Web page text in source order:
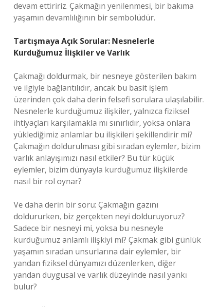
devam ettiririz. Çakmağın yenilenmesi, bir bakıma
yaşamın devamlılığının bir sembolüdür.
Tartışmaya Açık Sorular: Nesnelerle
Kurduğumuz İlişkiler ve Varlık
Çakmağı doldurmak, bir nesneye gösterilen bakım
ve ilgiyle bağlantılıdır, ancak bu basit işlem
üzerinden çok daha derin felsefi sorulara ulaşılabilir.
Nesnelerle kurduğumuz ilişkiler, yalnızca fiziksel
ihtiyaçları karşılamakla mı sınırlıdır, yoksa onlara
yüklediğimiz anlamlar bu ilişkileri şekillendirir mi?
Çakmağın doldurulması gibi sıradan eylemler, bizim
varlık anlayışımızı nasıl etkiler? Bu tür küçük
eylemler, bizim dünyayla kurduğumuz ilişkilerde
nasıl bir rol oynar?
Ve daha derin bir soru: Çakmağın gazını
doldururken, biz gerçekten neyi dolduruyoruz?
Sadece bir nesneyi mi, yoksa bu nesneyle
kurduğumuz anlamlı ilişkiyi mi? Çakmak gibi günlük
yaşamın sıradan unsurlarına dair eylemler, bir
yandan fiziksel dünyamızı düzenlerken, diğer
yandan duygusal ve varlık düzeyinde nasıl yankı
bulur?